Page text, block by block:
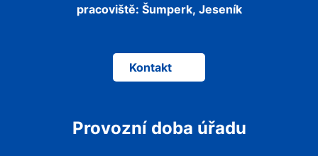
pracoviště: Šumperk, Jeseník
Kontakt
Provozní doba úřadu